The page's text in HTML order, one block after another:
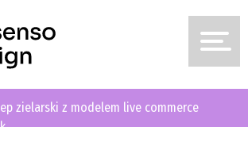
na rynek